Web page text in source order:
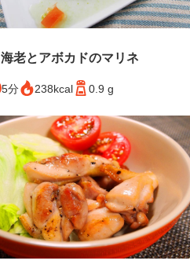
海老とアボカドのマリネ
5分 238kcal 0.9 g